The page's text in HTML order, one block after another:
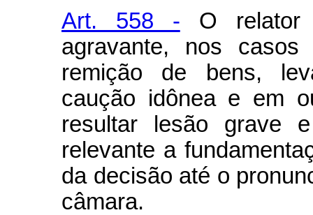
Art. 558 - O relator
agravante, nos
remição de bens,
caução idônea e em
resultar lesão grave
relevante a
da decisão até o
câmara.